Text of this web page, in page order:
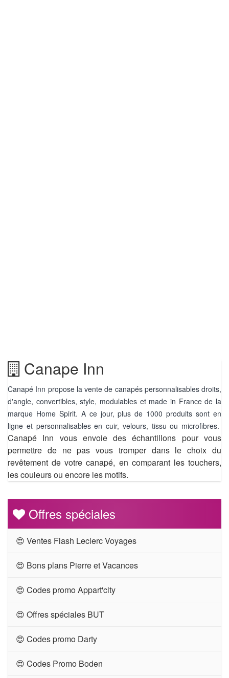
Canape Inn
Canapé Inn propose la vente de canapés personnalisables droits,
d'angle, convertibles, style, modulables et made in France de la
marque Home Spirit. A ce jour, plus de 1000 produits sont en
ligne et personnalisables en cuir, velours, tissu ou microfibres.
Canapé Inn vous envoie des échantillons pour vous
permettre de ne pas vous tromper dans le choix du
revêtement de votre canapé, en comparant les touchers,
les couleurs ou encore les motifs.
Offres spéciales
😍 Ventes Flash Leclerc Voyages
😍 Bons plans Pierre et Vacances
😍 Codes promo Appart'city
😍 Offres spéciales BUT
😍 Codes promo Darty
😍 Codes Promo Boden